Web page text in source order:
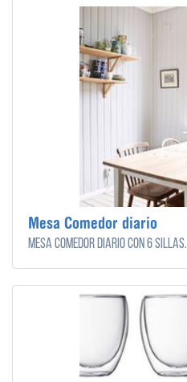
Mesa Comedor diario
Mesa comedor diario con 6 sillas.